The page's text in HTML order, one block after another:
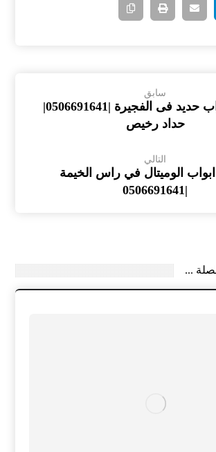
سابق
تركيب ابواب حديد فى الفجيرة |0506691641|
حداد رخيص
التالي
الوميتال في راس الخيمة
|0506691641
...